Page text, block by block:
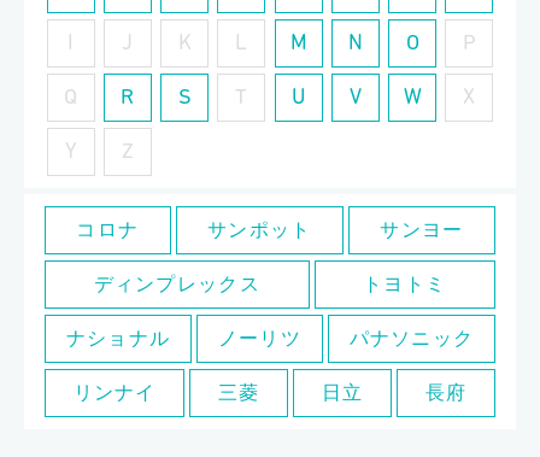
J K L M N O P
Q R S T U V W X
Y Z
コロナ サンポット サンヨー
ディンプレックス トヨトミ
ナショナル ノーリツ パナソニック
リンナイ 三菱 日立 長府